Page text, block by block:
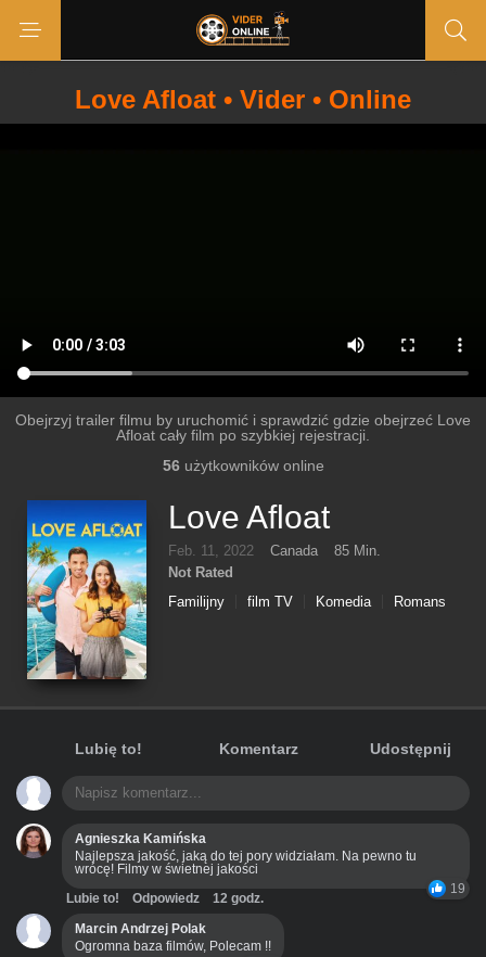
Love Afloat • Vider • Online
Obejrzyj trailer filmu by uruchomić i sprawdzić gdzie obejrzeć Love
Afloat cały film po szybkiej rejestracji.
56użytkowników online
Love Afloat
Feb. 11, 2022 Canada
85 Min.
Not Rated
Familijny
film TV Komedia Romans
Lubię to! Komentarz Udostępnij
Agnieszka Kamińska
Najlepsza jakość, jaką do tej pory widziałam. Na pewno tu
wrócę! Filmy w świetnej jakości
19
Lubie to! Odpowiedz
12 godz.
Marcin Andrzej Polak
Ogromna baza filmów, Polecam !!